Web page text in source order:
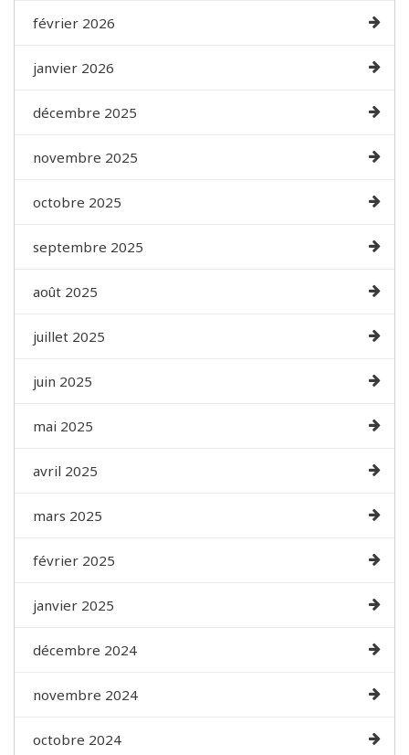
février 2026
janvier 2026
décembre 2025
novembre 2025
octobre 2025
septembre 2025
août 2025
juillet 2025
juin 2025
mai 2025
avril 2025
mars 2025
février 2025
janvier 2025
décembre 2024
novembre 2024
octobre 2024